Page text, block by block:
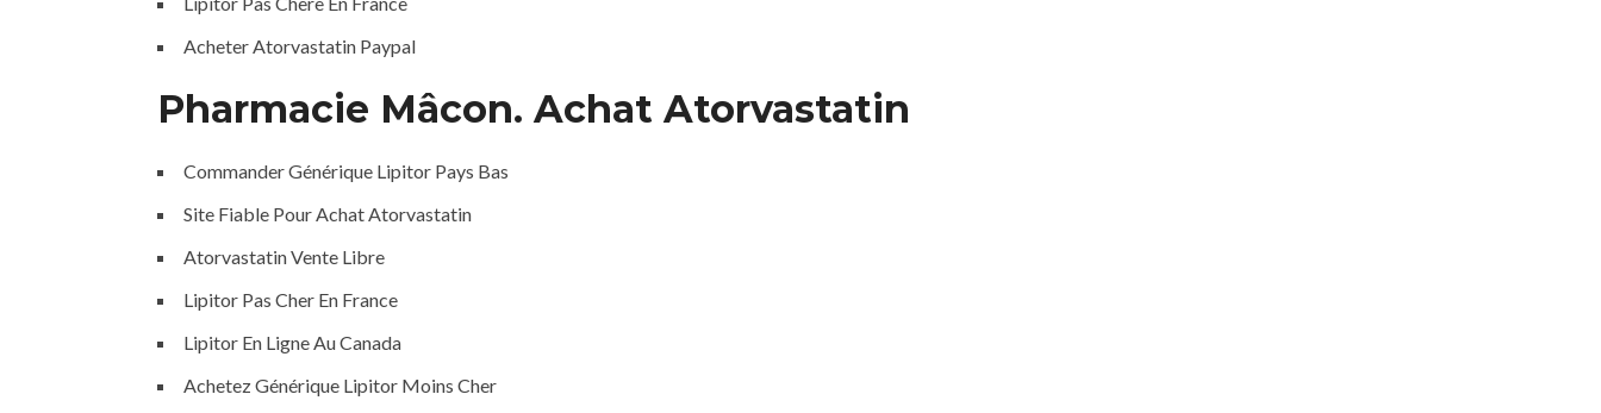
Acheter Atorvastatin Paypal
Pharmacie Mâcon. Achat Atorvastatin
Commander Générique Lipitor Pays Bas
Site Fiable Pour Achat Atorvastatin
Atorvastatin Vente Libre
Lipitor Pas Cher En France
Lipitor En Ligne Au Canada
Achetez Générique Lipitor Moins Cher